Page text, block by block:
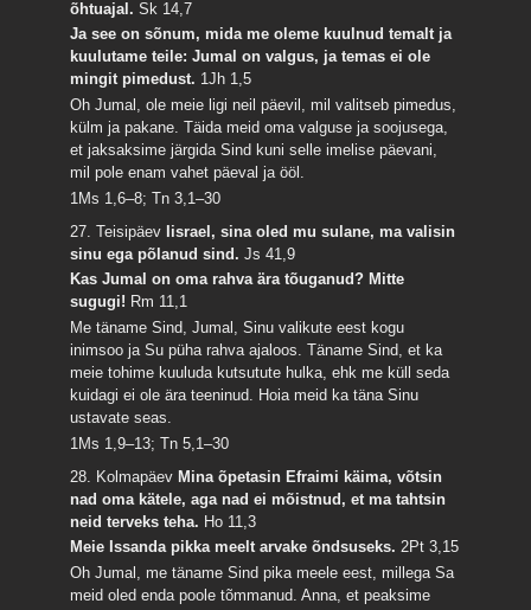
õhtuajal.Sk 14,7
Ja see on sõnum, mida me oleme kuulnud temalt ja
kuulutame teile: Jumal on valgus, ja temas ei ole
mingit pimedust. 1Jh 1,5
Oh Jumal, ole meie ligi neil päevil, mil valitseb pimedus,
külm ja pakane. Täida meid oma valguse ja soojusega,
et jaksaksime järgida Sind kuni selle imelise päevani,
mil pole enam vahet päeval ja ööl.
1Ms 1,6–8; Tn 3,1–30
27. Teisipäev Iisrael, sina oled mu sulane, ma valisin
sinu ega põlanud sind.Js 41,9
Kas Jumal on oma rahva ära tõuganud? Mitte
sugugi! Rm 11,1
Me täname Sind, Jumal, Sinu valikute eest kogu
inimsoo ja Su püha rahva ajaloos. Täname Sind, et ka
meie tohime kuuluda kutsutute hulka, ehk me küll seda
kuidagi ei ole ära teeninud. Hoia meid ka täna Sinu
ustavate seas.
1Ms 1,9–13; Tn 5,1–30
28. KolmapäevMina õpetasin Efraimi käima, võtsin
nad oma kätele, aga nad ei mõistnud, et ma tahtsin
neid terveks teha. Ho 11,3
Meie Issanda pikka meelt arvake õndsuseks.2Pt 3,15
Oh Jumal, me täname Sind pika meele eest, millega Sa
meid oled enda poole tõmmanud. Anna, et peaksime